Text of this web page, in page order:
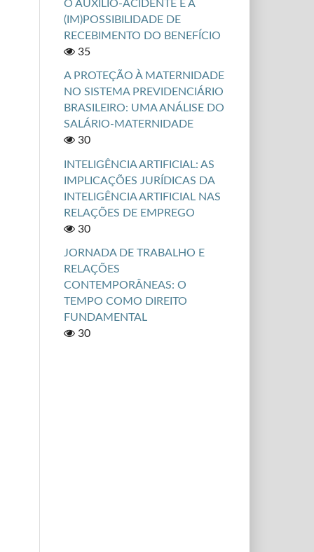
O AUXÍLIO-ACIDENTE E A
(IM)POSSIBILIDADE DE
RECEBIMENTO DO BENEFÍCIO
35
A PROTEÇÃO À MATERNIDADE
NO SISTEMA PREVIDENCIÁRIO
BRASILEIRO: UMA ANÁLISE DO
SALÁRIO-MATERNIDADE
30
INTELIGÊNCIA ARTIFICIAL: AS
IMPLICAÇÕES JURÍDICAS DA
INTELIGÊNCIA ARTIFICIAL NAS
RELAÇÕES DE EMPREGO
30
JORNADA DE TRABALHO E
RELAÇÕES
CONTEMPORÂNEAS: O
TEMPO COMO DIREITO
FUNDAMENTAL
30